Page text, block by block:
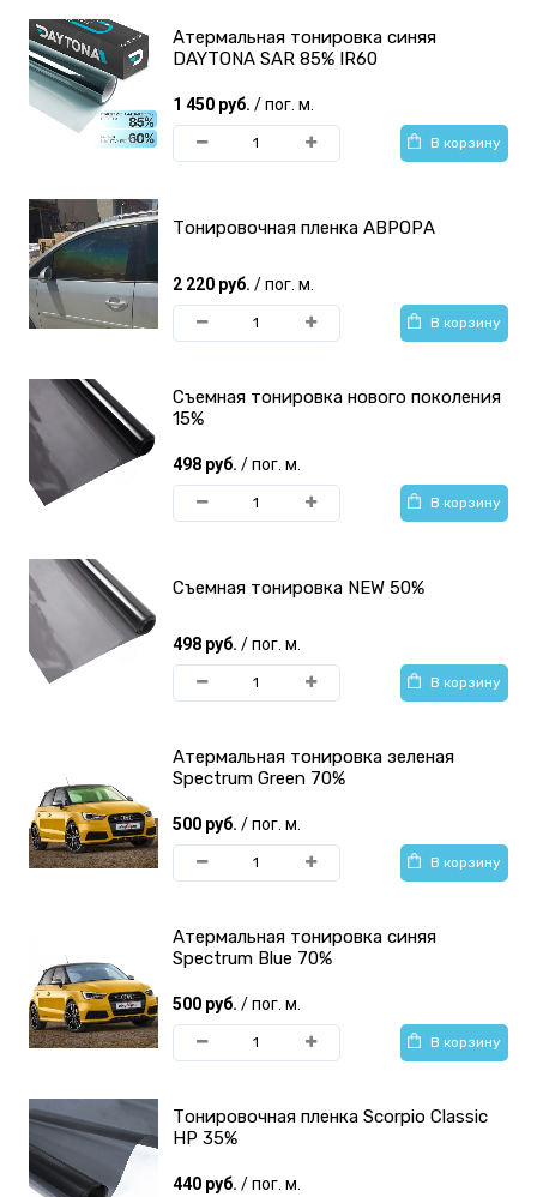
Атермальная тонировка синяя
DAYTONA SAR 85% IR60
1 450 руб. / пог. м.
В корзину
Тонировочная пленка АВРОРА
2 220 руб. / пог. м.
В корзину
Съемная тонировка нового поколения
15%
498 руб. / пог. м.
В корзину
Съемная тонировка NEW 50%
498 руб. / пог. м.
В корзину
Атермальная тонировка зеленая
Spectrum Green 70%
500 руб. / пог. м.
В корзину
Атермальная тонировка синяя
Spectrum Blue 70%
500 руб. / пог. м.
В корзину
Тонировочная пленка Scorpio Classic
HP 35%
440 руб. / пог. м.